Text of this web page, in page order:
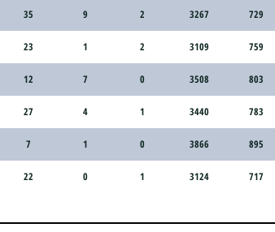
35 9 2 3267 729
23 1 2 3109 759
12 7 0 3508 803
27 4 1 3440 783
7 1 0 3866 895
22 0 1 3124 717